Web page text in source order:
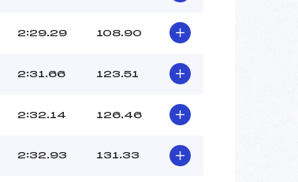
VILLARET MANUEL (MJ)
– 4
2:29.29 108.90
2:31.66 123.51
2:32.14 126.46
2:32.93 131.33